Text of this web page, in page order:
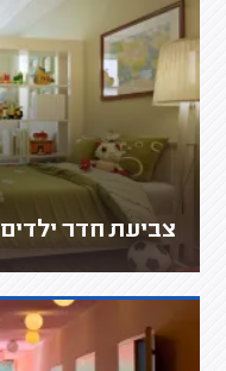
צביעת חדר ילדים